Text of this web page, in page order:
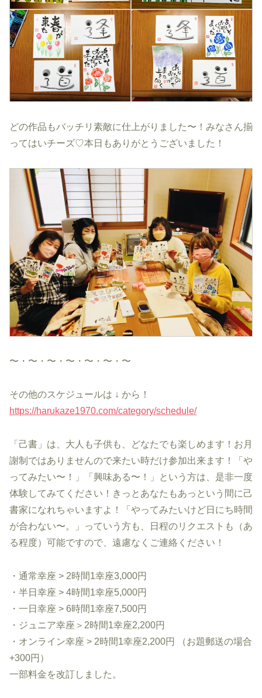
どの作品もバッチリ素敵に仕上がりました〜！みなさん揃
ってはいチーズ♡本日もありがとうございました！
〜・〜・〜・〜・〜・〜・〜
その他のスケジュールは ↓ から！
https://harukaze1970.com/category/schedule/
「己書」は、大人も子供も、どなたでも楽しめます！お月
謝制ではありませんので来たい時だけ参加出来ます！「や
ってみたい〜！」「興味ある〜！」という方は、是非一度
体験してみてください！きっとあなたもあっという間に己
書家になれちゃいますよ！「やってみたいけど日にち時間
が合わない〜。」っていう方も、日程のリクエストも（あ
る程度）可能ですので、遠慮なくご連絡ください！
・通常幸座 > 2時間1幸座3,000円
・半日幸座 > 4時間1幸座5,000円
・一日幸座 > 6時間1幸座7,500円
・ジュニア幸座＞2時間1幸座2,200円
・オンライン幸座 > 2時間1幸座2,200円 （お題郵送の場合
+300円）
一部料金を改訂しました。